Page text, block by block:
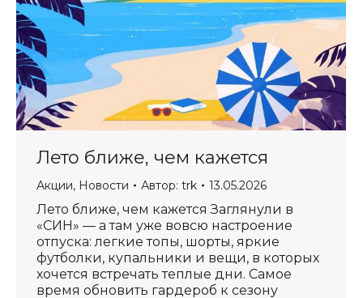
Лето ближе, чем кажется
Акции, Новости Автор: trk 13.05.2026
Лето ближе, чем кажется Заглянули в
«СИН» — а там уже вовсю настроение
отпуска: легкие топы, шорты, яркие
футболки, купальники и вещи, в которых
хочется встречать теплые дни. Самое
время обновить гардероб к сезону